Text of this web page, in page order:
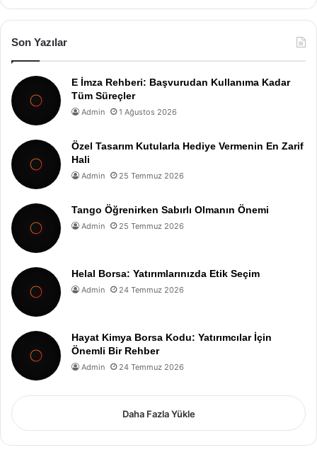
Son Yazılar
E İmza Rehberi: Başvurudan Kullanıma Kadar
Tüm Süreçler
Admin 1 Ağustos 2026
Özel Tasarım Kutularla Hediye Vermenin En Zarif
Hali
Admin 25 Temmuz 2026
Tango Öğrenirken Sabırlı Olmanın Önemi
Admin 25 Temmuz 2026
Helal Borsa: Yatırımlarınızda Etik Seçim
Admin 24 Temmuz 2026
Hayat Kimya Borsa Kodu: Yatırımcılar İçin
Önemli Bir Rehber
Admin 24 Temmuz 2026
Daha Fazla Yükle